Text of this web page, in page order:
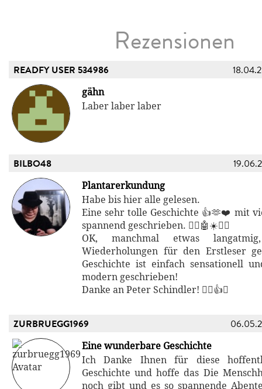
Rezensionen
READFY USER 534986
gähn
Laber laber laber
BILBO48
Plantarerkundung
Habe bis hier alle gelesen.
Eine sehr tolle Geschichte 👍🫶❤️ mit
spannend geschrieben. 🙋‍♂️🤖☀️❤️‍🔥
OK, manchmal etwas
Wiederholungen für den Erstleser
Geschichte ist einfach sensationell
modern geschrieben!
Danke an Peter Schindler! 🙋‍♂️👍✨
ZURBRUEGG1969
Eine wunderbare Geschichte
Ich Danke Ihnen für diese
Geschichte und hoffe das Die
noch gibt und es so spannende